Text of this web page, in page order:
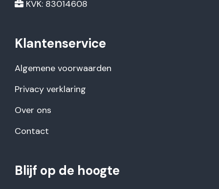
KVK: 83014608
Klantenservice
Algemene voorwaarden
Privacy verklaring
Over ons
Contact
Blijf op de hoogte